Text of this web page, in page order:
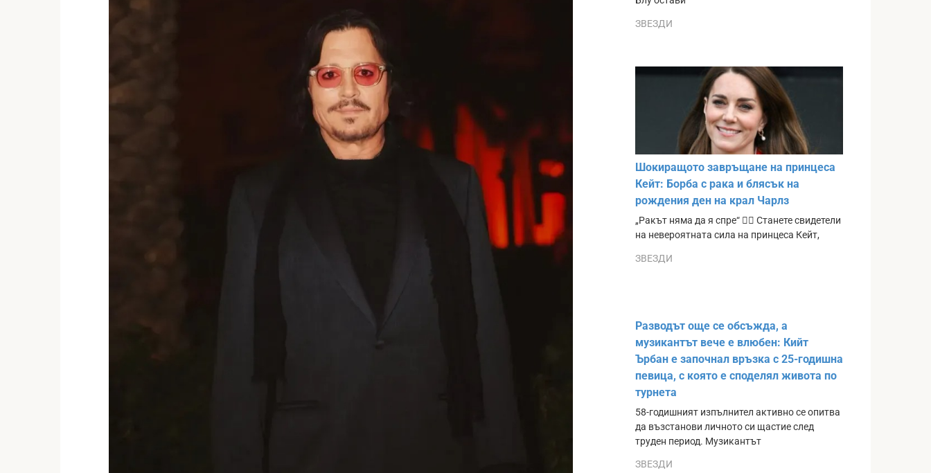
ЗВЕЗДИ
Шокиращото завръщане на принцеса
Кейт: Борба с рака и блясък на
рождения ден на крал Чарлз
„Ракът няма да я спре“ ❤️‍🔥 Станете свидетели
на невероятната сила на принцеса Кейт,
ЗВЕЗДИ
Разводът още се обсъжда, а
музикантът вече е влюбен: Кийт
Ърбан е започнал връзка с 25-годишна
певица, с която е споделял живота по
турнета
58-годишният изпълнител активно се опитва
да възстанови личното си щастие след
труден период. Музикантът
ЗВЕЗДИ